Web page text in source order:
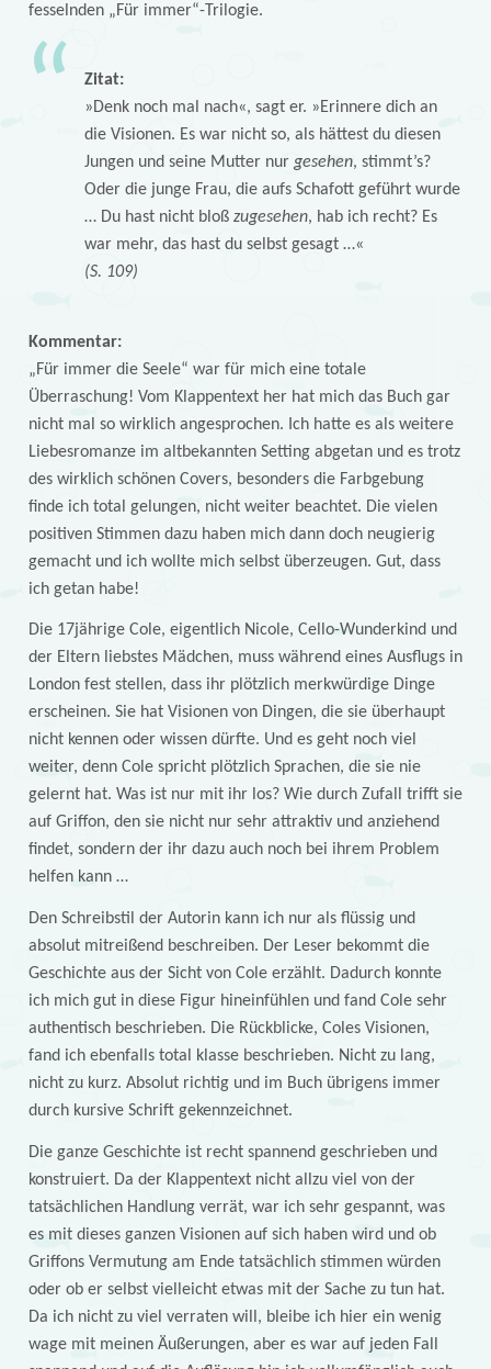
fesselnden „Für immer“-Trilogie.
Zitat:
»Denk noch mal nach«, sagt er. »Erinnere dich an
die Visionen. Es war nicht so, als hättest du diesen
Jungen und seine Mutter nur gesehen, stimmt’s?
Oder die junge Frau, die aufs Schafott geführt wurde
… Du hast nicht bloß zugesehen, hab ich recht? Es
war mehr, das hast du selbst gesagt …«
(S. 109)
Kommentar:
„Für immer die Seele“ war für mich eine totale
Überraschung! Vom Klappentext her hat mich das Buch gar
nicht mal so wirklich angesprochen. Ich hatte es als weitere
Liebesromanze im altbekannten Setting abgetan und es trotz
des wirklich schönen Covers, besonders die Farbgebung
finde ich total gelungen, nicht weiter beachtet. Die vielen
positiven Stimmen dazu haben mich dann doch neugierig
gemacht und ich wollte mich selbst überzeugen. Gut, dass
ich getan habe!
Die 17jährige Cole, eigentlich Nicole, Cello-Wunderkind und
der Eltern liebstes Mädchen, muss während eines Ausflugs in
London fest stellen, dass ihr plötzlich merkwürdige Dinge
erscheinen. Sie hat Visionen von Dingen, die sie überhaupt
nicht kennen oder wissen dürfte. Und es geht noch viel
weiter, denn Cole spricht plötzlich Sprachen, die sie nie
gelernt hat. Was ist nur mit ihr los? Wie durch Zufall trifft sie
auf Griffon, den sie nicht nur sehr attraktiv und anziehend
findet, sondern der ihr dazu auch noch bei ihrem Problem
helfen kann …
Den Schreibstil der Autorin kann ich nur als flüssig und
absolut mitreißend beschreiben. Der Leser bekommt die
Geschichte aus der Sicht von Cole erzählt. Dadurch konnte
ich mich gut in diese Figur hineinfühlen und fand Cole sehr
authentisch beschrieben. Die Rückblicke, Coles Visionen,
fand ich ebenfalls total klasse beschrieben. Nicht zu lang,
nicht zu kurz. Absolut richtig und im Buch übrigens immer
durch kursive Schrift gekennzeichnet.
Die ganze Geschichte ist recht spannend geschrieben und
konstruiert. Da der Klappentext nicht allzu viel von der
tatsächlichen Handlung verrät, war ich sehr gespannt, was
es mit dieses ganzen Visionen auf sich haben wird und ob
Griffons Vermutung am Ende tatsächlich stimmen würden
oder ob er selbst vielleicht etwas mit der Sache zu tun hat.
Da ich nicht zu viel verraten will, bleibe ich hier ein wenig
wage mit meinen Äußerungen, aber es war auf jeden Fall